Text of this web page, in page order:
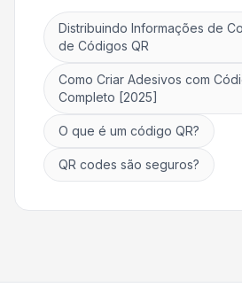
Distribuindo Informações de
de Códigos QR
Como Criar Adesivos com
Completo [2025]
O que é um código QR?
QR codes são seguros?